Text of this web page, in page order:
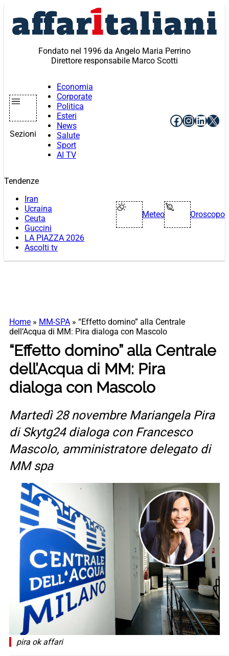
contenuto
Fondato nel 1996 da Angelo Maria Perrino
Direttore responsabile Marco Scotti
Sezioni
Economia
Corporate
Politica
Esteri
News
Salute
Sport
AI TV
Facebook
X
Tendenze
Iran
Ucraina
Ceuta
Guccini
LA PIAZZA 2026
Ascolti tv
Meteo Oroscopo
Home » MM-SPA » “Effetto domino” alla Centrale
dell’Acqua di MM: Pira dialoga con Mascolo
“Effetto domino” alla Centrale
dell’Acqua di MM: Pira
dialoga con Mascolo
Martedì 28 novembre Mariangela Pira
di Skytg24 dialoga con Francesco
Mascolo, amministratore delegato di
MM spa
pira ok affari